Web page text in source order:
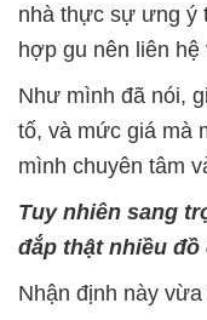
nhà thực sự ưng ý
hợp gu nên liên hệ
Như mình đã nói,
tố, và mức giá mà
mình chuyên tâm
Tuy nhiên sang
đắp thật nhiều
Nhận định này